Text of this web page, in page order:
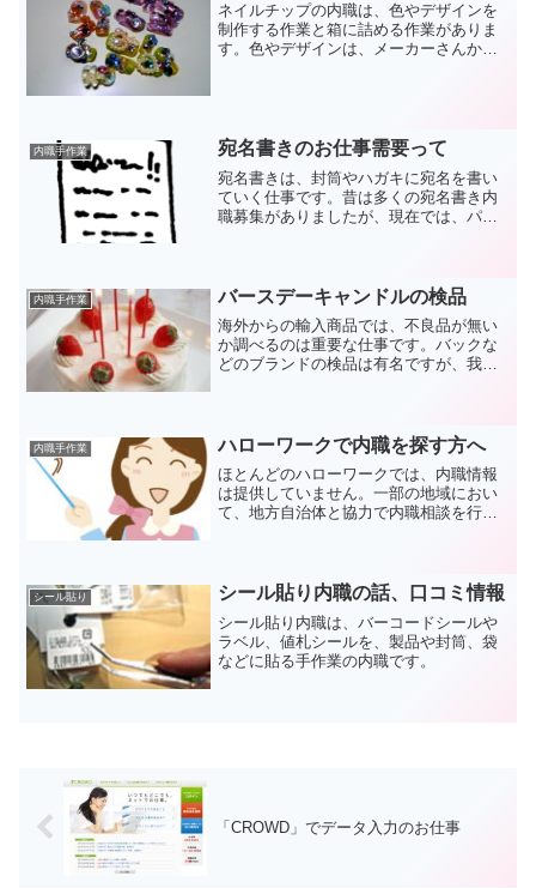
ネイルチップの内職は、色やデザインを
制作する作業と箱に詰める作業がありま
す。色やデザインは、メーカーさんから
内職手作業 宛名書きのお仕事需要って
宛名書きは、封筒やハガキに宛名を書い
ていく仕事です。昔は多くの宛名書き内
職募集がありましたが、現在では、パソ
内職手作業 バースデーキャンドルの検品
海外からの輸入商品では、不良品が無い
か調べるのは重要な仕事です。バックな
どのブランドの検品は有名ですが、我々
内職手作業 ハローワークで内職を探す方へ
ほとんどのハローワークでは、内職情報
は提供していません。一部の地域におい
て、地方自治体と協力で内職相談を行っ
シール貼り シール貼り内職の話、口コミ情報
シール貼り内職は、バーコードシールや
ラベル、値札シールを、製品や封筒、袋
などに貼る手作業の内職です。
「CROWD」でデータ入力のお仕事